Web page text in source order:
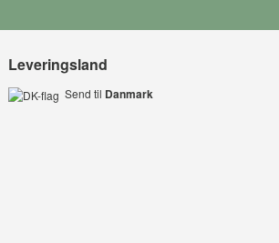
Leveringsland
Send til Danmark